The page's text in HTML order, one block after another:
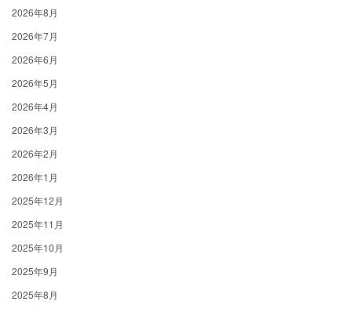
2026年8月
2026年7月
2026年6月
2026年5月
2026年4月
2026年3月
2026年2月
2026年1月
2025年12月
2025年11月
2025年10月
2025年9月
2025年8月